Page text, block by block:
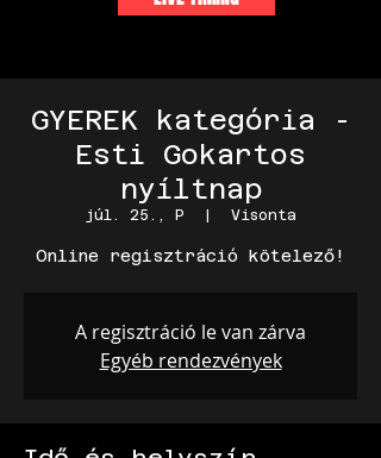
GYEREK kategória -
Esti Gokartos
nyíltnap
júl. 25., P Visonta
Online regisztráció kötelező!
A regisztráció le van zárva
Egyéb rendezvények